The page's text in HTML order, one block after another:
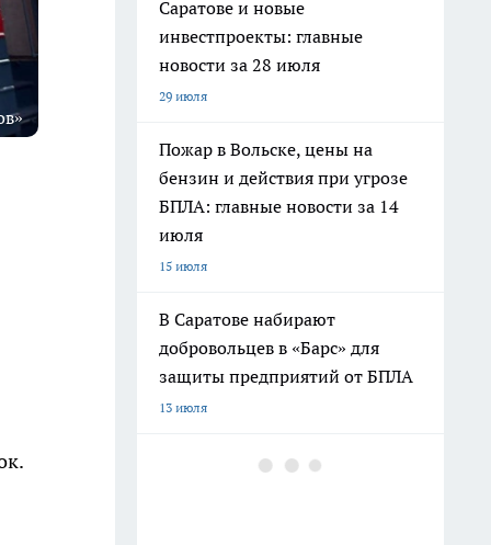
Саратове и новые
инвестпроекты: главные
новости за 28 июля
29 июля
Пожар в Вольске, цены на
бензин и действия при угрозе
БПЛА: главные новости за 14
июля
15 июля
В Саратове набирают
добровольцев в «Барс» для
защиты предприятий от БПЛА
13 июля
Умер бывший прокурор